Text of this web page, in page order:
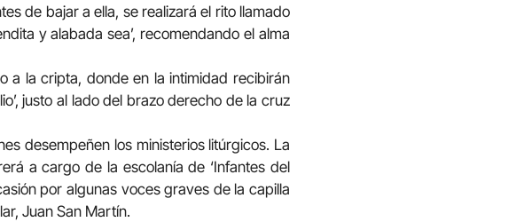
de bajar a ella, se realizará el rito llamado
y alabada sea’, recomendando el alma
a la cripta, donde en la intimidad recibirán
justo al lado del brazo derecho de la cruz
desempeñen los ministerios litúrgicos. La
a cargo de la escolanía de ‘Infantes del
por algunas voces graves de la capilla
Juan San Martín.